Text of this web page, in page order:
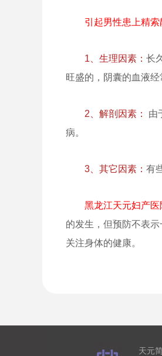
引起男性患上精索
1、生理因素： 长
旺盛的，阴囊的血液经
2、解剖因素： 由
病。
3、其它因素： 有
黑龙江天元妇产医
的发生，但预防不表
关注身体的健康。
天元